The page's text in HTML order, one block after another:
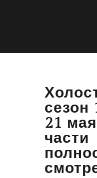
сезон
21
части